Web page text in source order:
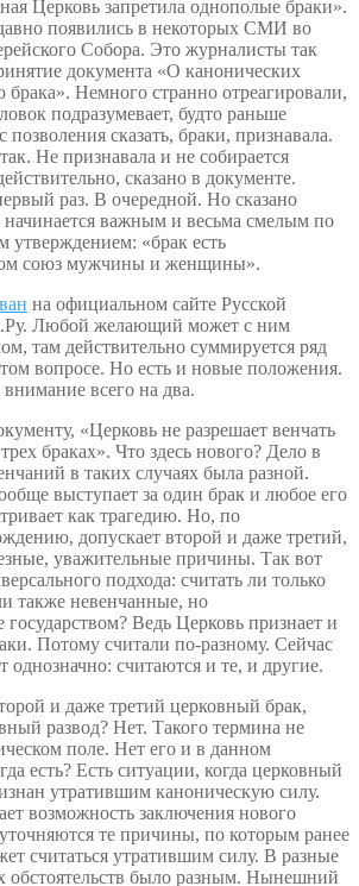
Церковь запретила однополые браки».
появились в некоторых СМИ во
Собора. Это журналисты так
документа «О канонических
брака». Немного странно отреагировали,
подразумевает, будто раньше
сказать, браки, признавала.
Не признавала и не собирается
сказано в документе.
раз. В очередной. Но сказано
начинается важным и весьма смелым по
«брак есть
союз мужчины и женщины».
на официальном сайте Русской
Любой желающий может с ним
там действительно суммируется ряд
вопросе. Но есть и новые положения.
всего на два.
«Церковь не разрешает венчать
браках». Что здесь нового? Дело в
в таких случаях была разной.
выступает за один брак и любое его
как трагедию. Но, по
допускает второй и даже третий,
уважительные причины. Так вот
подхода: считать ли только
также невенчанные, но
государством? Ведь Церковь признает и
Потому считали по-разному. Сейчас
однозначно: считаются и те, и другие.
и даже третий церковный брак,
развод? Нет. Такого термина не
поле. Нет его и в данном
есть? Есть ситуации, когда церковный
утратившим каноническую силу.
возможность заключения нового
те причины, по которым ранее
считаться утратившим силу. В разные
обстоятельств было разным. Нынешний